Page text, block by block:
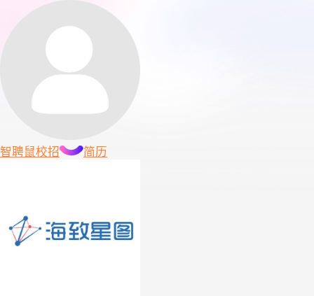
智聘鼠校招 简历